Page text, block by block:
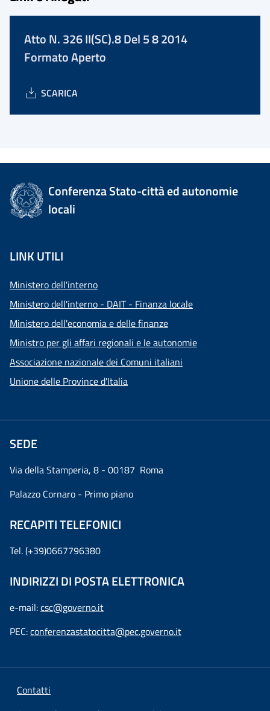
Atto N. 326 II(SC).8 Del 5 8 2014
Formato Aperto
SCARICA
Conferenza Stato-città ed autonomie
locali
LINK UTILI
Ministero dell'interno
Ministero dell'interno - DAIT - Finanza locale
Ministero dell'economia e delle finanze
Ministro per gli affari regionali e le autonomie
Associazione nazionale dei Comuni italiani
Unione delle Province d'Italia
SEDE
Via della Stamperia, 8 - 00187 Roma
Palazzo Cornaro - Primo piano
RECAPITI TELEFONICI
Tel. (+39)0667796380
INDIRIZZI DI POSTA ELETTRONICA
e-mail:csc@governo.it
PEC:conferenzastatocitta@pec.governo.it
Contatti